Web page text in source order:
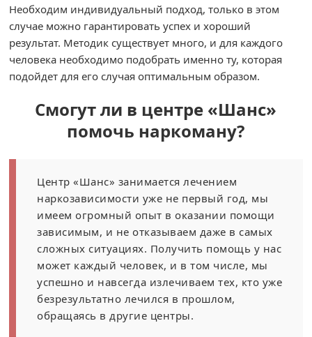
Необходим индивидуальный подход, только в этом
случае можно гарантировать успех и хороший
результат. Методик существует много, и для каждого
человека необходимо подобрать именно ту, которая
подойдет для его случая оптимальным образом.
Смогут ли в центре «Шанс»
помочь наркоману?
Центр «Шанс» занимается лечением
наркозависимости уже не первый год, мы
имеем огромный опыт в оказании помощи
зависимым, и не отказываем даже в самых
сложных ситуациях. Получить помощь у нас
может каждый человек, и в том числе, мы
успешно и навсегда излечиваем тех, кто уже
безрезультатно лечился в прошлом,
обращаясь в другие центры.